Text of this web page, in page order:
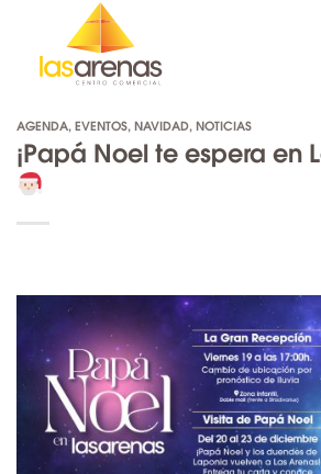
content
AGENDA, EVENTOS, NAVIDAD, NOTICIAS
¡Papá Noel te espera en